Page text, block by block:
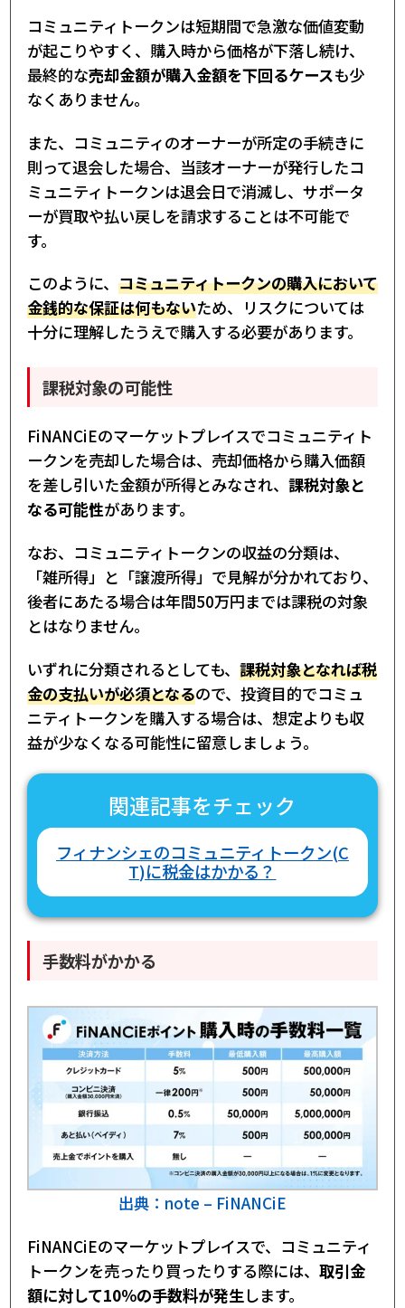
コミュニティトークンは短期間で急激な価値変動
が起こりやすく、購入時から価格が下落し続け、
最終的な売却金額が購入金額を下回るケースも少
なくありません。
また、コミュニティのオーナーが所定の手続きに
則って退会した場合、当該オーナーが発行したコ
ミュニティトークンは退会日で消滅し、サポータ
ーが買取や払い戻しを請求することは不可能で
す。
このように、 コミュニティトークンの購入において
金銭的な保証は何もないため、リスクについては
十分に理解したうえで購入する必要があります。
課税対象の可能性
FiNANCiEのマーケットプレイスでコミュニティト
ークンを売却した場合は、売却価格から購入価額
を差し引いた金額が所得とみなされ、 課税対象と
なる可能性があります。
なお、コミュニティトークンの収益の分類は、
「雑所得」と「譲渡所得」で見解が分かれており、
後者にあたる場合は年間50万円までは課税の対象
とはなりません。
いずれに分類されるとしても、 課税対象となれば税
金の支払いが必須となるので、投資目的でコミュ
ニティトークンを購入する場合は、想定よりも収
益が少なくなる可能性に留意しましょう。
関連記事をチェック
フィナンシェのコミュニティトークン(C
T)に税金はかかる？
手数料がかかる
出典：note – FiNANCiE
FiNANCiEのマーケットプレイスで、コミュニティ
トークンを売ったり買ったりする際には、 取引金
額に対して10％の手数料が発生します。